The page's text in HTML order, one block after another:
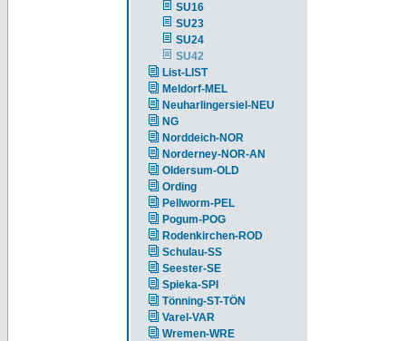
SU16
SU23
SU24
SU42
List-LIST
Meldorf-MEL
Neuharlingersiel-NEU
NG
Norddeich-NOR
Norderney-NOR-AN
Oldersum-OLD
Ording
Pellworm-PEL
Pogum-POG
Rodenkirchen-ROD
Schulau-SS
Seester-SE
Spieka-SPI
Tönning-ST-TÖN
Varel-VAR
Wremen-WRE